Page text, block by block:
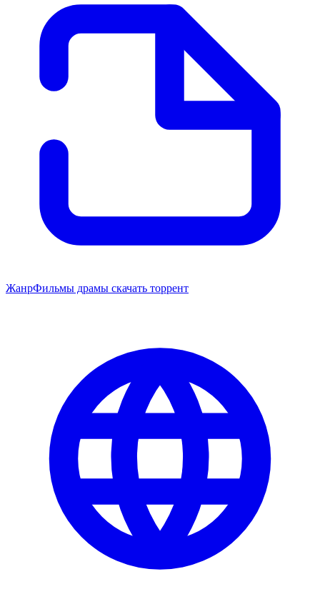
ЖанрФильмы драмы скачать торрент